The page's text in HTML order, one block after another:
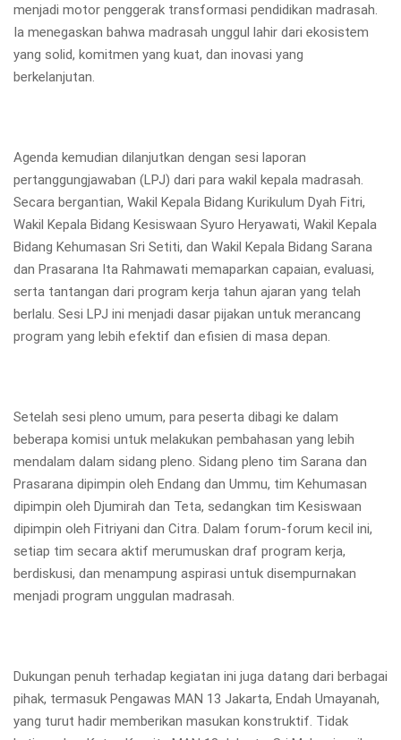
menjadi motor penggerak transformasi pendidikan madrasah.
Ia menegaskan bahwa madrasah unggul lahir dari ekosistem
yang solid, komitmen yang kuat, dan inovasi yang
berkelanjutan.
Agenda kemudian dilanjutkan dengan sesi laporan
pertanggungjawaban (LPJ) dari para wakil kepala madrasah.
Secara bergantian, Wakil Kepala Bidang Kurikulum Dyah Fitri,
Wakil Kepala Bidang Kesiswaan Syuro Heryawati, Wakil Kepala
Bidang Kehumasan Sri Setiti, dan Wakil Kepala Bidang Sarana
dan Prasarana Ita Rahmawati memaparkan capaian, evaluasi,
serta tantangan dari program kerja tahun ajaran yang telah
berlalu. Sesi LPJ ini menjadi dasar pijakan untuk merancang
program yang lebih efektif dan efisien di masa depan.
Setelah sesi pleno umum, para peserta dibagi ke dalam
beberapa komisi untuk melakukan pembahasan yang lebih
mendalam dalam sidang pleno. Sidang pleno tim Sarana dan
Prasarana dipimpin oleh Endang dan Ummu, tim Kehumasan
dipimpin oleh Djumirah dan Teta, sedangkan tim Kesiswaan
dipimpin oleh Fitriyani dan Citra. Dalam forum-forum kecil ini,
setiap tim secara aktif merumuskan draf program kerja,
berdiskusi, dan menampung aspirasi untuk disempurnakan
menjadi program unggulan madrasah.
Dukungan penuh terhadap kegiatan ini juga datang dari berbagai
pihak, termasuk Pengawas MAN 13 Jakarta, Endah Umayanah,
yang turut hadir memberikan masukan konstruktif. Tidak